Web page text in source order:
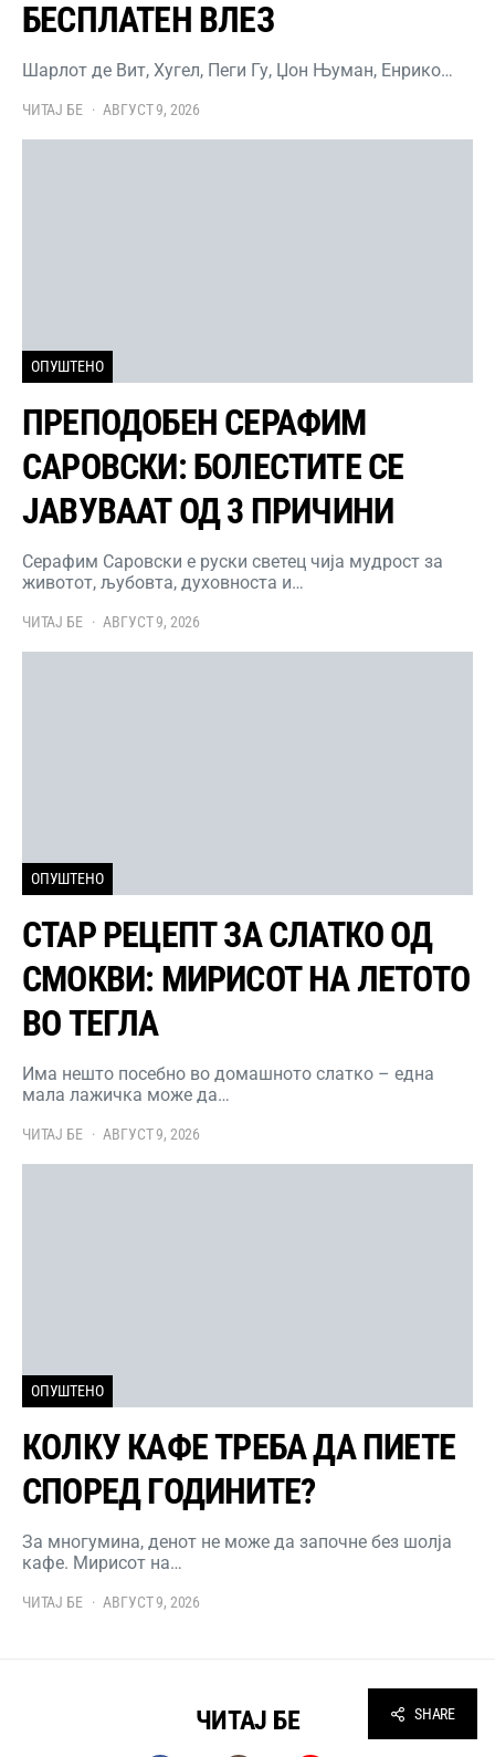
БЕСПЛАТЕН ВЛЕЗ
Шарлот де Вит, Хугел, Пеги Гу, Џон Њуман, Енрико…
ЧИТАЈ БЕ АВГУСТ 9, 2026
ОПУШТЕНО
ПРЕПОДОБЕН СЕРАФИМ
САРОВСКИ: БОЛЕСТИТЕ СЕ
ЈАВУВААТ ОД 3 ПРИЧИНИ
Серафим Саровски е руски светец чија мудрост за
животот, љубовта, духовноста и…
ЧИТАЈ БЕ АВГУСТ 9, 2026
ОПУШТЕНО
СТАР РЕЦЕПТ ЗА СЛАТКО ОД
СМОКВИ: МИРИСОТ НА ЛЕТОТО
ВО ТЕГЛА
Има нешто посебно во домашното слатко – една
мала лажичка може да…
ЧИТАЈ БЕ АВГУСТ 9, 2026
ОПУШТЕНО
КОЛКУ КАФЕ ТРЕБА ДА ПИЕТЕ
СПОРЕД ГОДИНИТЕ?
За многумина, денот не може да започне без шолја
кафе. Мирисот на…
ЧИТАЈ БЕ АВГУСТ 9, 2026
ЧИТАЈ БЕ SHARE